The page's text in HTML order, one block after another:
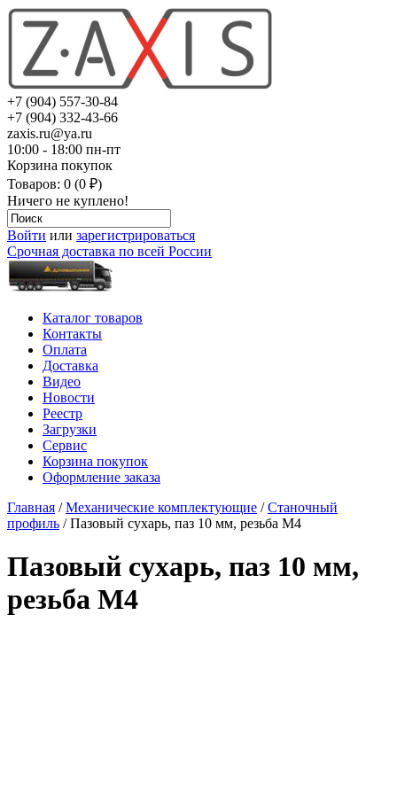
+7 (904) 557-30-84
+7 (904) 332-43-66
zaxis.ru@ya.ru
10:00 - 18:00 пн-пт
Корзина покупок
Товаров: 0 (0 ₽)
Ничего не куплено!
Войти или зарегистрироваться
Срочная доставка по всей России
Каталог товаров
Контакты
Оплата
Доставка
Видео
Новости
Реестр
Загрузки
Сервис
Корзина покупок
Оформление заказа
Главная /Механические комплектующие /Станочный
профиль / Пазовый сухарь, паз 10 мм, резьба М4
Пазовый сухарь, паз 10 мм,
резьба М4